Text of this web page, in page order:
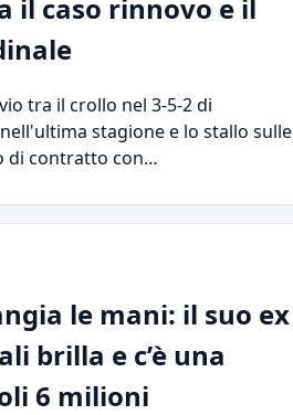
il caso rinnovo e il
tra il crollo nel 3-5-2 di
stagione e lo stallo sulle
di contratto con…
le mani: il suo ex
brilla e c’è una
6 milioni